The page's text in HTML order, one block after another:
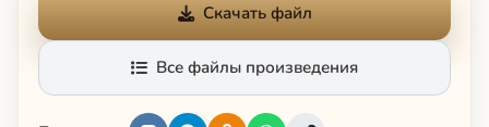
Скачать файл
Все файлы произведения